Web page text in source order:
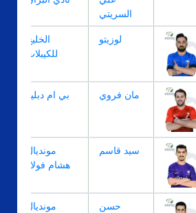
السريتي
لوزيتو
الخليج
للكيبلات
مان فروي بي ام دبليو
سيد قاسم
مونديال
هشام فولاذ
حسن
مونديال